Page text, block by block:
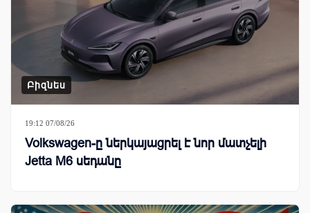
Բիզնես
19:12 07/08/26
Volkswagen-ը ներկայացրել է նոր մատչելի
Jetta M6 սեդանը